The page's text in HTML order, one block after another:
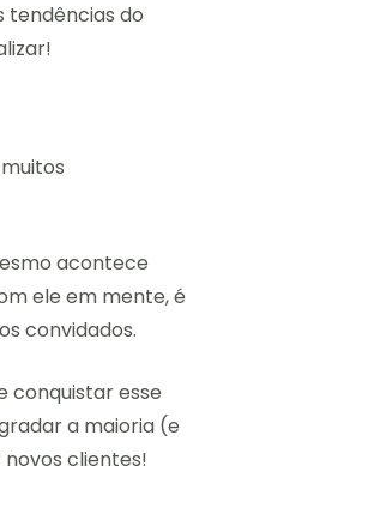
tendências do
acontece
ele em mente, é
convidados.
conquistar esse
a maioria (e
clientes!